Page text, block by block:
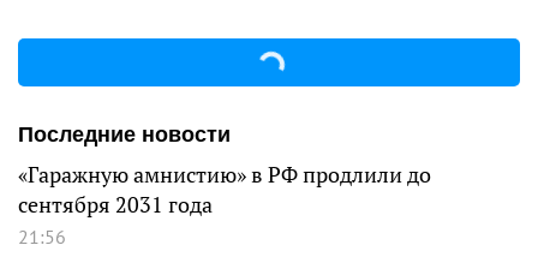
Последние новости
«Гаражную амнистию» в РФ продлили до
сентября 2031 года
21:56